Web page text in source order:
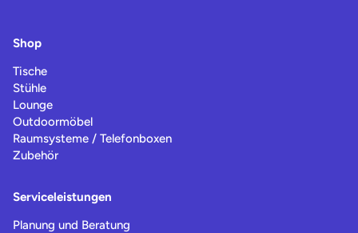
Shop
Tische
Stühle
Lounge
Outdoormöbel
Raumsysteme / Telefonboxen
Zubehör
Serviceleistungen
Planung und Beratung